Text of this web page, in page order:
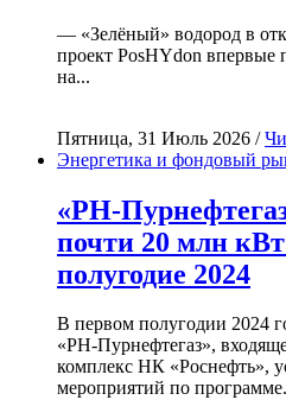
— «Зелёный» водород в
проект PosHYdon впервые
на...
Пятница, 31 Июль 2026 /
Энергетика и фондовый
«РН-
почти 20 млн
полугодие 2024
В первом полугодии 2024
«РН-Пурнефтегаз»,
комплекс НК «Роснефть»,
мероприятий по